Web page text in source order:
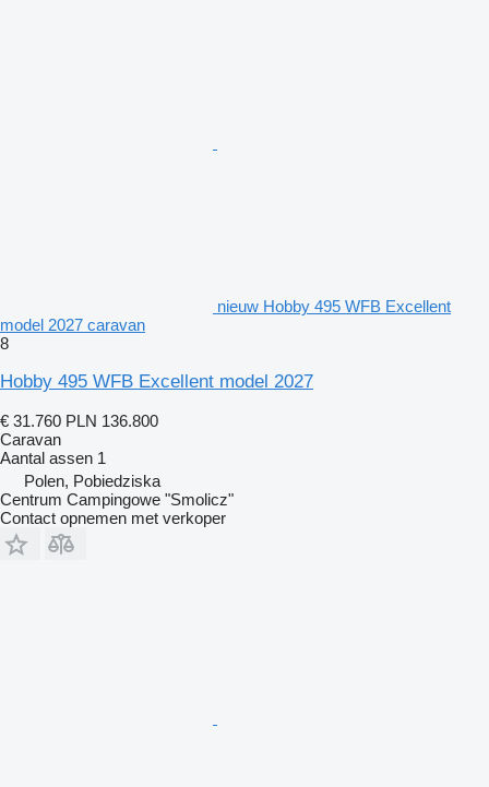
nieuw Hobby 495 WFB Excellent
model 2027 caravan
8
Hobby 495 WFB Excellent model 2027
€ 31.760 PLN 136.800
Caravan
Aantal assen 1
Polen, Pobiedziska
Centrum Campingowe "Smolicz"
Contact opnemen met verkoper